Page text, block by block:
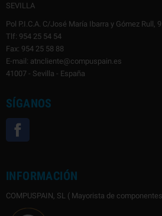
SEVILLA
Pol P.I.C.A. C/José María Ibarra y Gómez Rull, 9
Tlf: 954 25 54 54
Fax: 954 25 58 88
E-mail: atncliente@compuspain.es
41007 - Sevilla - España
SÍGANOS
INFORMACIÓN
COMPUSPAIN, SL ( Mayorista de